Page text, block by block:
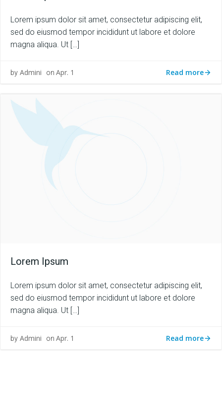
Lorem ipsum dolor sit amet, consectetur adipiscing elit,
sed do eiusmod tempor incididunt ut labore et dolore
magna aliqua. Ut […]
by Admini on Apr. 1 Read more
Lorem Ipsum
Lorem ipsum dolor sit amet, consectetur adipiscing elit,
sed do eiusmod tempor incididunt ut labore et dolore
magna aliqua. Ut […]
by Admini on Apr. 1 Read more